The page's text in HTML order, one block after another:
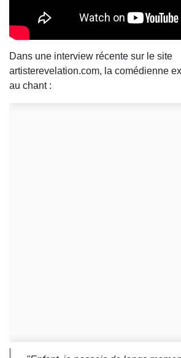
Dans une interview récente sur le site
artisterevelation.com, la comédienne
au chant :